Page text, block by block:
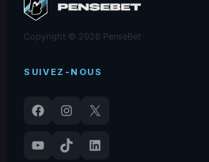
Copyright © 2026 PenseBet
SUIVEZ-NOUS
Facebook Instagram
X
YouTube
TikTok LinkedIn